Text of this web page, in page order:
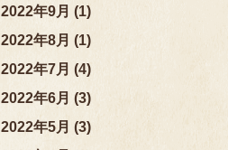
2022年9月 (1)
2022年8月 (1)
2022年7月 (4)
2022年6月 (3)
2022年5月 (3)